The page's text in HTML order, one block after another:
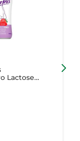
Lactose